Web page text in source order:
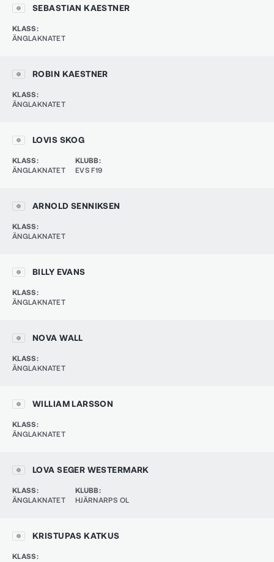
SEBASTIAN KAESTNER
KLASS:
ÄNGLAKNATET
ROBIN KAESTNER
KLASS:
ÄNGLAKNATET
LOVIS SKOG
KLASS:
ÄNGLAKNATET
KLUBB:
EVS F19
ARNOLD SENNIKSEN
KLASS:
ÄNGLAKNATET
BILLY EVANS
KLASS:
ÄNGLAKNATET
NOVA WALL
KLASS:
ÄNGLAKNATET
WILLIAM LARSSON
KLASS:
ÄNGLAKNATET
LOVA SEGER WESTERMARK
KLASS:
ÄNGLAKNATET
KLUBB:
HJÄRNARPS OL
KRISTUPAS KATKUS
KLASS: